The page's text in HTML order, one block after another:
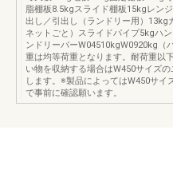
脂棚板8.5kgスライド棚板15kgレン
出し／引出し（ランドリー用）13kg
ネットごと）スライドパイプ5kgハ
ンドリーバーW04510kgW0920kg（
重は均等荷重となります。耐荷重以
い物を収納する場合はW450サイズ
します。※製品によってはW450サイ
で事前に確認願います。